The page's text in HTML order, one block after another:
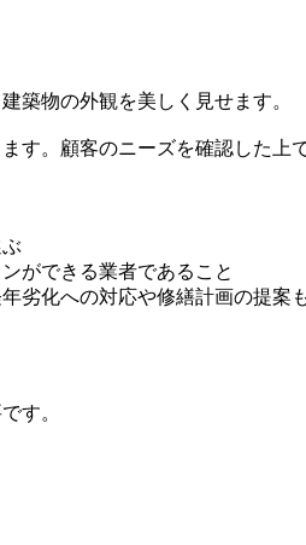
築物の外観を美しく見せます。
す。顧客のニーズを確認した上
ができる業者であること
劣化への対応や修繕計画の提案
す。